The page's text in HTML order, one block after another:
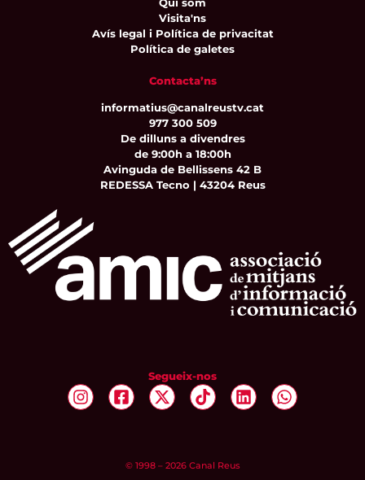
Visita'ns
Avís legal i Política de privacitat
Política de galetes
Contacta’ns
informatius@canalreustv.cat
977 300 509
De dilluns a divendres
de 9:00h a 18:00h
Avinguda de Bellissens 42 B
REDESSA Tecno | 43204 Reus
Segueix-nos
© 1998 – 2026 Canal Reus